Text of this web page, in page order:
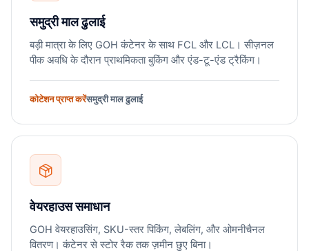
समुद्री माल ढुलाई
बड़ी मात्रा के लिए GOH कंटेनर के साथ FCL और LCL। सीज़नल
पीक अवधि के दौरान प्राथमिकता बुकिंग और एंड-टू-एंड ट्रैकिंग।
कोटेशन प्राप्त करेंसमुद्री माल ढुलाई
वेयरहाउस समाधान
GOH वेयरहाउसिंग, SKU-स्तर पिकिंग, लेबलिंग, और ओमनीचैनल
वितरण। कंटेनर से स्टोर रैक तक ज़मीन छुए बिना।